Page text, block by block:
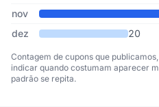
nov
dez 20
Contagem de cupons que
indicar quando costumam aparecer
padrão se repita.